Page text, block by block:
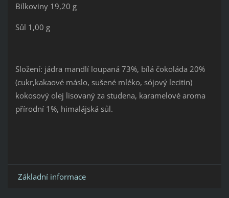
Bílkoviny 19,20 g
Sůl 1,00 g
Složení: jádra mandlí loupaná 73%, bílá čokoláda 20%
(cukr,kakaové máslo, sušené mléko, sójový lecitin)
kokosový olej lisovaný za studena, karamelové aroma
přírodní 1%, himalájská sůl.
Základní informace